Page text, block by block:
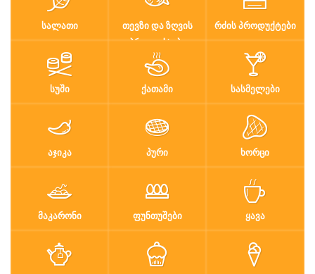
ᲡᲐᲚᲐᲗᲘ
ᲗᲔᲕᲖᲘ ᲓᲐ ᲖᲦᲕᲘᲡ
ᲞᲠᲝᲓᲣᲥᲢᲔᲑᲘ
ᲠᲫᲘᲡ ᲞᲠᲝᲓᲣᲥᲢᲔᲑᲘ
ᲡᲣᲨᲘ ᲥᲐᲗᲐᲛᲘ ᲡᲐᲡᲛᲔᲚᲔᲑᲘ
ᲐᲯᲘᲙᲐ ᲞᲣᲠᲘ ᲮᲝᲠᲪᲘ
ᲛᲐᲙᲐᲠᲝᲜᲘ ᲤᲣᲜᲗᲣᲨᲔᲑᲘ ᲧᲐᲕᲐ